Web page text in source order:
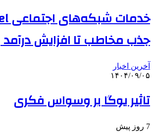
جذب مخاطب تا افزایش درآمد
آخرین اخبار
۱۴۰۴/۰۹/۰۵
تاثیر یوگا بر وسواس فکری
7 روز پیش